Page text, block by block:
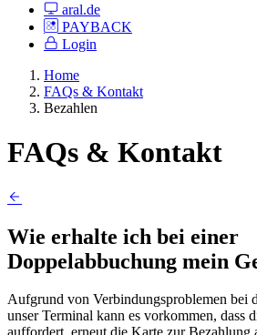
aral.de
PAYBACK
Login
Home
FAQs & Kontakt
Bezahlen
FAQs & Kontakt
Wie erhalte ich bei einer
Doppelabbuchung mein
Aufgrund von Verbindungsproblemen bei
unser Terminal kann es vorkommen, dass